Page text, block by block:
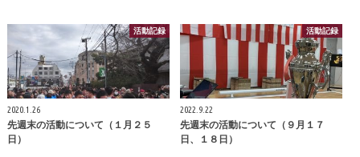
活動記録
2020.1.26
先週末の活動について（１月２５
日）
活動記録
2022.9.22
先週末の活動について（９月１７
日、１８日）